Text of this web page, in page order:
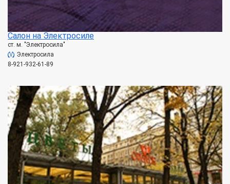
Салон на Электросиле
ст. м. "Электросила"
Электросила
8-921-932-61-89